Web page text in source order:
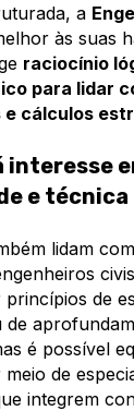
a
às suas
raciocínio
para lidar
cálculos
interesse
e técnica
lidam
de
de
é possível
de
integrem